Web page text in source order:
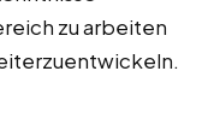
zu arbeiten